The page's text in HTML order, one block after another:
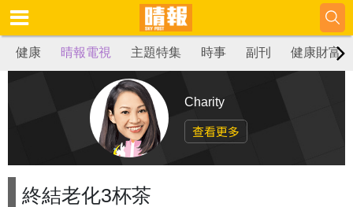
健康 晴報電視 主題特集 時事 副刊 健康財富
Charity
查看更多
終結老化3杯茶